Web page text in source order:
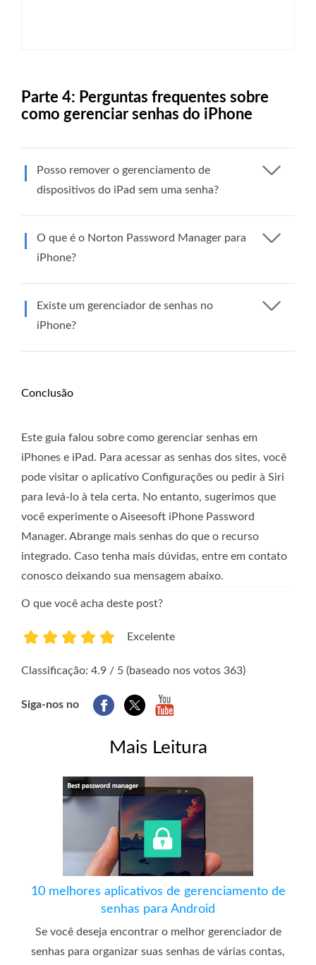
Parte 4: Perguntas frequentes sobre
como gerenciar senhas do iPhone
Posso remover o gerenciamento de
dispositivos do iPad sem uma senha?
O que é o Norton Password Manager para
iPhone?
Existe um gerenciador de senhas no
iPhone?
Conclusão
Este guia falou sobre como gerenciar senhas em
iPhones e iPad. Para acessar as senhas dos sites, você
pode visitar o aplicativo Configurações ou pedir à Siri
para levá-lo à tela certa. No entanto, sugerimos que
você experimente o Aiseesoft iPhone Password
Manager. Abrange mais senhas do que o recurso
integrado. Caso tenha mais dúvidas, entre em contato
conosco deixando sua mensagem abaixo.
O que você acha deste post?
Excelente
Classificação: 4.9 / 5 (baseado nos votos 363)
Siga-nos no
Mais Leitura
10 melhores aplicativos de gerenciamento de
senhas para Android
Se você deseja encontrar o melhor gerenciador de
senhas para organizar suas senhas de várias contas,